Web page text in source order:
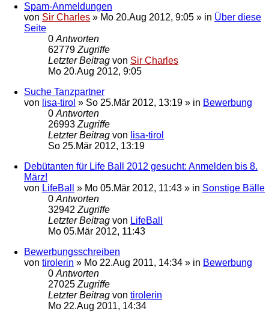
Spam-Anmeldungen
von Sir Charles » Mo 20.Aug 2012, 9:05 » in Über diese
Seite
0 Antworten
62779 Zugriffe
Letzter Beitrag von Sir Charles
Mo 20.Aug 2012, 9:05
Suche Tanzpartner
von lisa-tirol » So 25.Mär 2012, 13:19 » in Bewerbung
0 Antworten
26993 Zugriffe
Letzter Beitrag von lisa-tirol
So 25.Mär 2012, 13:19
Debütanten für Life Ball 2012 gesucht: Anmelden bis 8.
März!
von LifeBall » Mo 05.Mär 2012, 11:43 » in Sonstige Bälle
0 Antworten
32942 Zugriffe
Letzter Beitrag von LifeBall
Mo 05.Mär 2012, 11:43
Bewerbungsschreiben
von tirolerin » Mo 22.Aug 2011, 14:34 » in Bewerbung
0 Antworten
27025 Zugriffe
Letzter Beitrag von tirolerin
Mo 22.Aug 2011, 14:34